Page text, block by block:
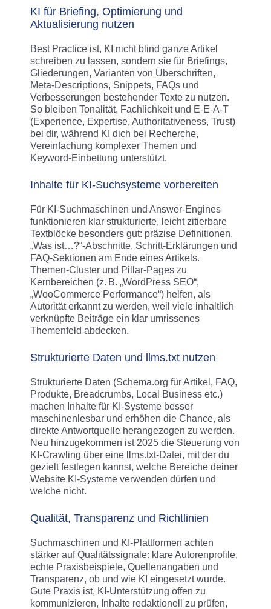
KI für Briefing, Optimierung und
Aktualisierung nutzen
Best Practice ist, KI nicht blind ganze Artikel
schreiben zu lassen, sondern sie für Briefings,
Gliederungen, Varianten von Überschriften,
Meta‑Descriptions, Snippets, FAQs und
Verbesserungen bestehender Texte zu nutzen.
So bleiben Tonalität, Fachlichkeit und E‑E‑A‑T
(Experience, Expertise, Authoritativeness, Trust)
bei dir, während KI dich bei Recherche,
Vereinfachung komplexer Themen und
Keyword‑Einbettung unterstützt.
Inhalte für KI-Suchsysteme vorbereiten
Für KI‑Suchmaschinen und Answer‑Engines
funktionieren klar strukturierte, leicht zitierbare
Textblöcke besonders gut: präzise Definitionen,
„Was ist…?“-Abschnitte, Schritt‑Erklärungen und
FAQ‑Sektionen am Ende eines Artikels.
Themen‑Cluster und Pillar‑Pages zu
Kernbereichen (z. B. „WordPress SEO“,
„WooCommerce Performance“) helfen, als
Autorität erkannt zu werden, weil viele inhaltlich
verknüpfte Beiträge ein klar umrissenes
Themenfeld abdecken.
Strukturierte Daten und llms.txt nutzen
Strukturierte Daten (Schema.org für Artikel, FAQ,
Produkte, Breadcrumbs, Local Business etc.)
machen Inhalte für KI‑Systeme besser
maschinenlesbar und erhöhen die Chance, als
direkte Antwortquelle herangezogen zu werden.
Neu hinzugekommen ist 2025 die Steuerung von
KI‑Crawling über eine llms.txt‑Datei, mit der du
gezielt festlegen kannst, welche Bereiche deiner
Website KI‑Systeme verwenden dürfen und
welche nicht.
Qualität, Transparenz und Richtlinien
Suchmaschinen und KI‑Plattformen achten
stärker auf Qualitätssignale: klare Autorenprofile,
echte Praxisbeispiele, Quellenangaben und
Transparenz, ob und wie KI eingesetzt wurde.
Gute Praxis ist, KI‑Unterstützung offen zu
kommunizieren, Inhalte redaktionell zu prüfen,